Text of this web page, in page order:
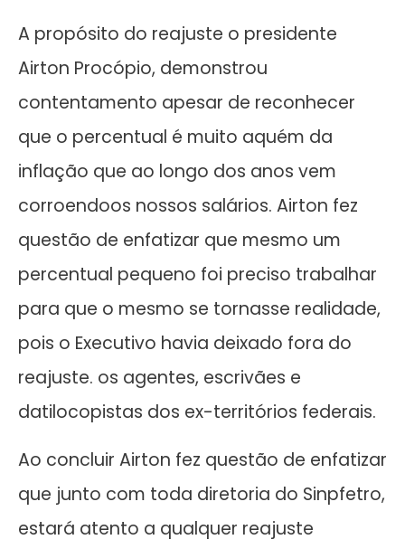
A propósito do reajuste o presidente
Airton Procópio, demonstrou
contentamento apesar de reconhecer
que o percentual é muito aquém da
inflação que ao longo dos anos vem
corroendoos nossos salários. Airton fez
questão de enfatizar que mesmo um
percentual pequeno foi preciso trabalhar
para que o mesmo se tornasse realidade,
pois o Executivo havia deixado fora do
reajuste. os agentes, escrivães e
datilocopistas dos ex-territórios federais.
Ao concluir Airton fez questão de enfatizar
que junto com toda diretoria do Sinpfetro,
estará atento a qualquer reajuste